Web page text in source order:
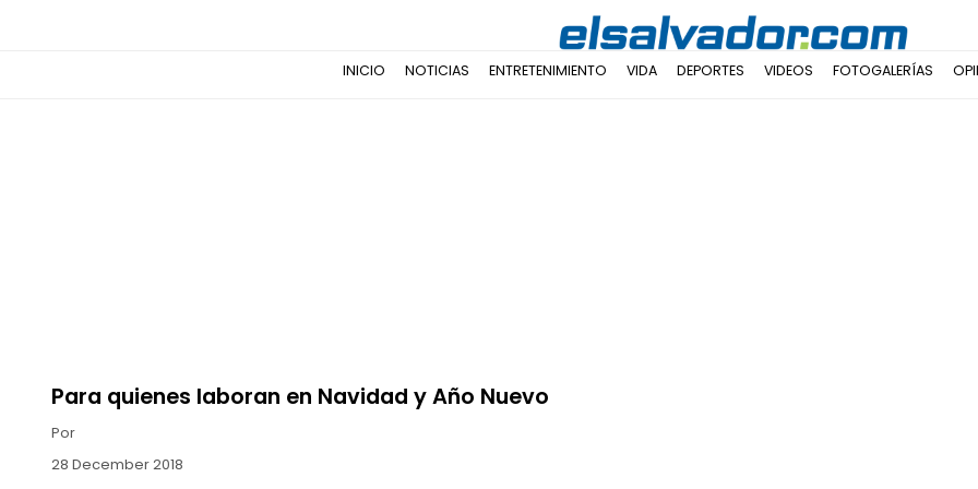
INICIO NOTICIAS ENTRETENIMIENTO VIDA DEPORTES VIDEOS FOTOGALERÍAS
Para quienes laboran en Navidad y Año Nuevo
Por
28 December 2018